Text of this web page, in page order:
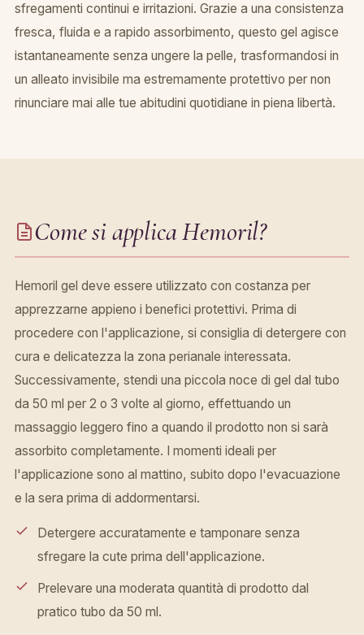
sfregamenti continui e irritazioni. Grazie a una consistenza
fresca, fluida e a rapido assorbimento, questo gel agisce
istantaneamente senza ungere la pelle, trasformandosi in
un alleato invisibile ma estremamente protettivo per non
rinunciare mai alle tue abitudini quotidiane in piena libertà.
Come si applica Hemoril?
Hemoril gel deve essere utilizzato con costanza per
apprezzarne appieno i benefici protettivi. Prima di
procedere con l'applicazione, si consiglia di detergere con
cura e delicatezza la zona perianale interessata.
Successivamente, stendi una piccola noce di gel dal tubo
da 50 ml per 2 o 3 volte al giorno, effettuando un
massaggio leggero fino a quando il prodotto non si sarà
assorbito completamente. I momenti ideali per
l'applicazione sono al mattino, subito dopo l'evacuazione
e la sera prima di addormentarsi.
Detergere accuratamente e tamponare senza
sfregare la cute prima dell'applicazione.
Prelevare una moderata quantità di prodotto dal
pratico tubo da 50 ml.